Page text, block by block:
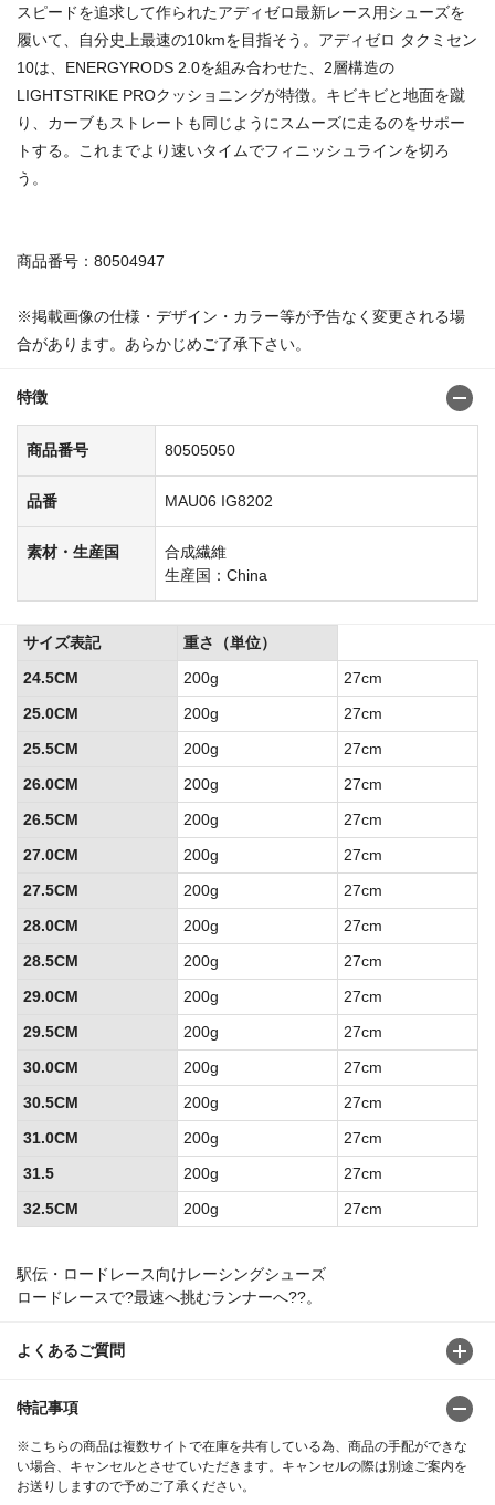
スピードを追求して作られたアディゼロ最新レース用シューズを
履いて、自分史上最速の10kmを目指そう。アディゼロ タクミセン
10は、ENERGYRODS 2.0を組み合わせた、2層構造の
LIGHTSTRIKE PROクッショニングが特徴。キビキビと地面を蹴
り、カーブもストレートも同じようにスムーズに走るのをサポー
トする。これまでより速いタイムでフィニッシュラインを切ろ
う。
商品番号：80504947
※掲載画像の仕様・デザイン・カラー等が予告なく変更される場
合があります。あらかじめご了承下さい。
特徴
商品番号 80505050
品番 MAU06 IG8202
素材・生産国
合成繊維
生産国：China
駅伝・ロードレース向けレーシングシューズ
ロードレースで?最速へ挑むランナーへ??。
よくあるご質問
特記事項
※こちらの商品は複数サイトで在庫を共有している為、商品の手配ができな
い場合、キャンセルとさせていただきます。キャンセルの際は別途ご案内を
お送りしますので予めご了承ください。
サイズ表記
重さ（単位）
24.5CM
200g
27cm
25.0CM
200g
27cm
25.5CM
200g
27cm
26.0CM
200g
27cm
26.5CM
200g
27cm
27.0CM
200g
27cm
27.5CM
200g
27cm
28.0CM
200g
27cm
28.5CM
200g
27cm
29.0CM
200g
27cm
29.5CM
200g
27cm
30.0CM
200g
27cm
30.5CM
200g
27cm
31.0CM
200g
27cm
31.5
200g
27cm
32.5CM
200g 27cm